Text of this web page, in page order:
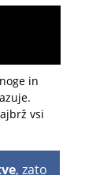
in
vsi
, zato